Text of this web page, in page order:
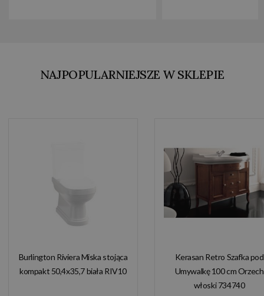
NAJPOPULARNIEJSZE W SKLEPIE
Burlington Riviera Miska stojąca
kompakt 50,4x35,7 biała RIV10
Kerasan Retro Szafka pod
Umywalkę 100 cm Orzech
włoski 734740